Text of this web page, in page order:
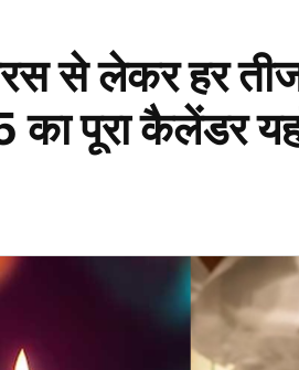
से लेकर हर
पूरा कैलेंडर